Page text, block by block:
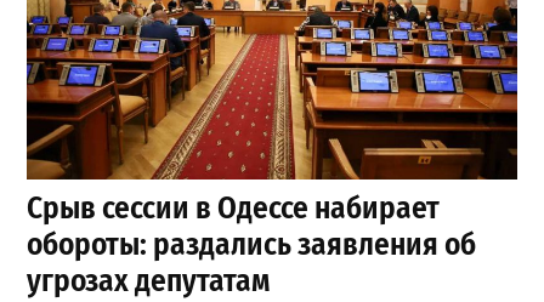
Срыв сессии в Одессе набирает
обороты: раздались заявления об
угрозах депутатам